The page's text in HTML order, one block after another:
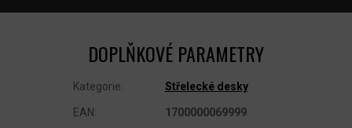
DOPLŇKOVÉ PARAMETRY
Kategorie: Střelecké desky
EAN: 1700000069999